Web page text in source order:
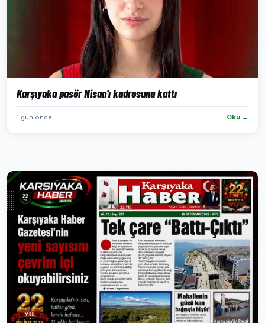
Karşıyaka pasör Nisan'ı kadrosuna kattı
1 gün önce Oku →